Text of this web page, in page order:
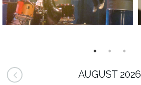
AUGUST 2026